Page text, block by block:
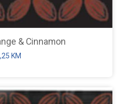
& Cinnamon
KM